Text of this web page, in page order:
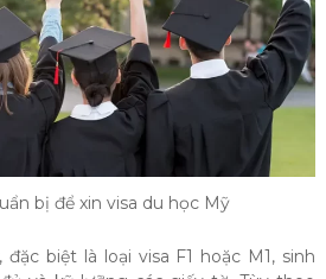
bị để xin visa du học Mỹ
, đặc biệt là loại visa F1 hoặc M1, sinh